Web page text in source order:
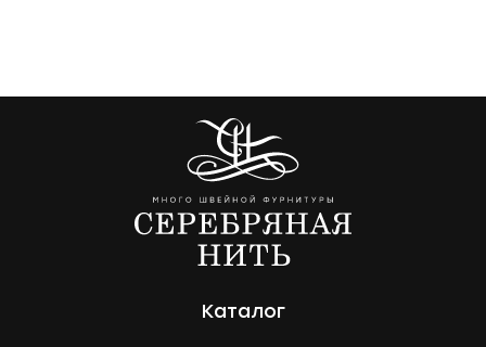
Каталог